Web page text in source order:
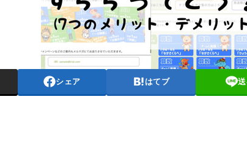
シェア はてブ 送